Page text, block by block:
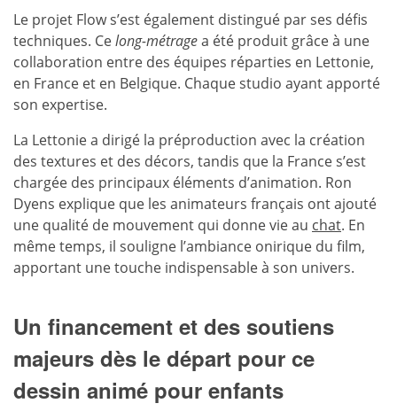
Le projet Flow s’est également distingué par ses défis
techniques. Celong-métragea été produit grâce à une
collaboration entre des équipes réparties en Lettonie,
en France et en Belgique. Chaque studio ayant apporté
son expertise.
La Lettonie a dirigé la préproduction avec la création
des textures et des décors, tandis que la France s’est
chargée des principaux éléments d’animation. Ron
Dyens explique que les animateurs français ont ajouté
une qualité de mouvement qui donne vie au chat. En
même temps, il souligne l’ambiance onirique du film,
apportant une touche indispensable à son univers.
Un financement et des soutiens
majeurs dès le départ pour ce
dessin animé pour enfants